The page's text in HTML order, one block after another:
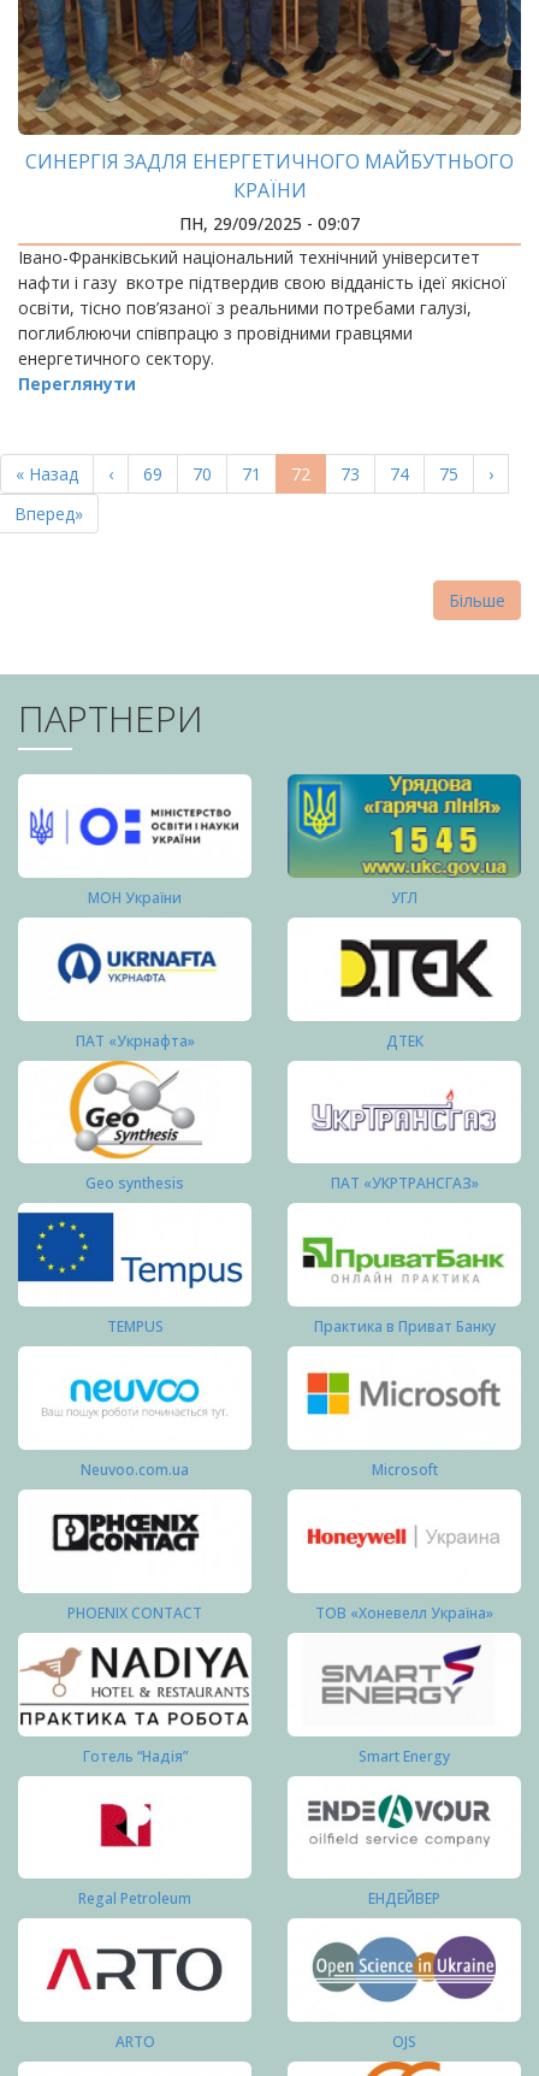
СИНЕРГІЯ ЗАДЛЯ ЕНЕРГЕТИЧНОГО МАЙБУТНЬОГО
КРАЇНИ
ПН, 29/09/2025 - 09:07
Івано-Франківський національний технічний університет
нафти і газу вкотре підтвердив свою відданість ідеї якісної
освіти, тісно пов’язаної з реальними потребами галузі,
поглиблюючи співпрацю з провідними гравцями
енергетичного сектору.
Переглянути
НА
СТОРІНКИ
Перша
сторінка
« Назад
Попередня
сторінка
‹ Page
69 Page
70 Page
71
Поточна
сторінка
72 Page
73 Page
74 Page
75
›
Остання
сторінка
Вперед»
Більше
ПАРТНЕРИ
МОН України УГЛ
ПАТ «Укрнафта» ДТЕК
Geo synthesis ПАТ «УКРТРАНСГАЗ»
TEMPUS Практика в Приват Банку
Neuvoo.com.ua Microsoft
PHOENIX CONTACT ТОВ «Хоневелл Україна»
Готель “Надія” Smart Energy
Regal Petroleum ЕНДЕЙВЕР
ARTO OJS